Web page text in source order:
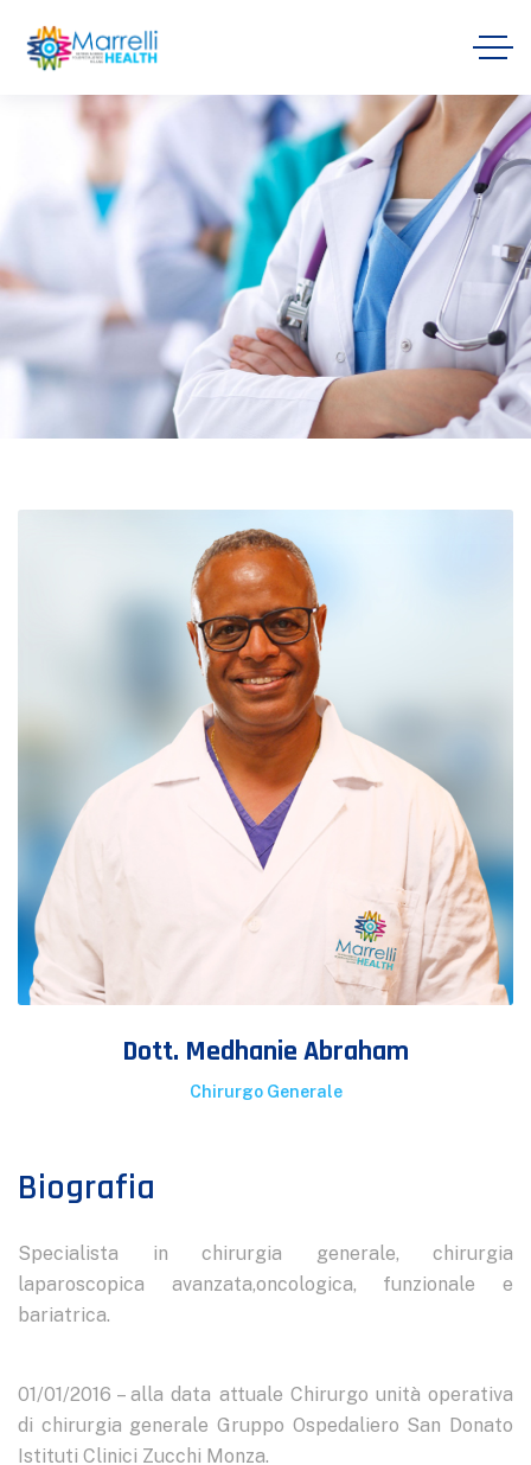
Dott. Medhanie Abraham
Chirurgo Generale
Biografia
Specialista in chirurgia generale, chirurgia
laparoscopica avanzata,oncologica, funzionale e
bariatrica.
01/01/2016 – alla data attuale Chirurgo unità operativa
di chirurgia generale Gruppo Ospedaliero San Donato
Istituti Clinici Zucchi Monza.